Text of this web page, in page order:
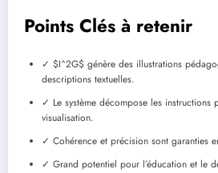
Points Clés à retenir
✓ $I^2G$ génère des illustrations
descriptions textuelles.
✓ Le système décompose les instructions
visualisation.
✓ Cohérence et précision sont garanties
✓ Grand potentiel pour l’éducation et le